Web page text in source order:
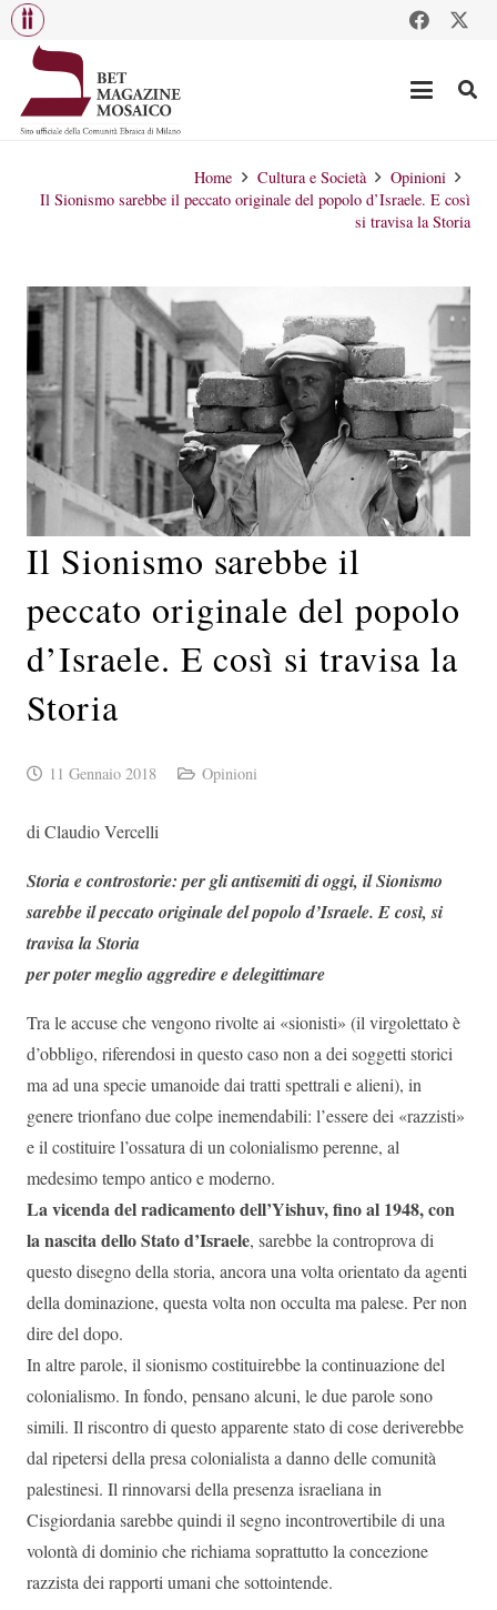
Home Cultura e Società
Opinioni
Il Sionismo sarebbe il peccato originale del popolo d’Israele. E così
si travisa la Storia
Il Sionismo sarebbe il
peccato originale del popolo
d’Israele. E così si travisa la
Storia
11 Gennaio 2018 Opinioni
di Claudio Vercelli
Storia e controstorie: per gli antisemiti di oggi, il Sionismo
sarebbe il peccato originale del popolo d’Israele. E così, si
travisa la Storia
per poter meglio aggredire e delegittimare
Tra le accuse che vengono rivolte ai «sionisti» (il virgolettato è
d’obbligo, riferendosi in questo caso non a dei soggetti storici
ma ad una specie umanoide dai tratti spettrali e alieni), in
genere trionfano due colpe inemendabili: l’essere dei «razzisti»
e il costituire l’ossatura di un colonialismo perenne, al
medesimo tempo antico e moderno.
La vicenda del radicamento dell’Yishuv, fino al 1948, con
la nascita dello Stato d’Israele, sarebbe la controprova di
questo disegno della storia, ancora una volta orientato da agenti
della dominazione, questa volta non occulta ma palese. Per non
dire del dopo.
In altre parole, il sionismo costituirebbe la continuazione del
colonialismo. In fondo, pensano alcuni, le due parole sono
simili. Il riscontro di questo apparente stato di cose deriverebbe
dal ripetersi della presa colonialista a danno delle comunità
palestinesi. Il rinnovarsi della presenza israeliana in
Cisgiordania sarebbe quindi il segno incontrovertibile di una
volontà di dominio che richiama soprattutto la concezione
razzista dei rapporti umani che sottointende.